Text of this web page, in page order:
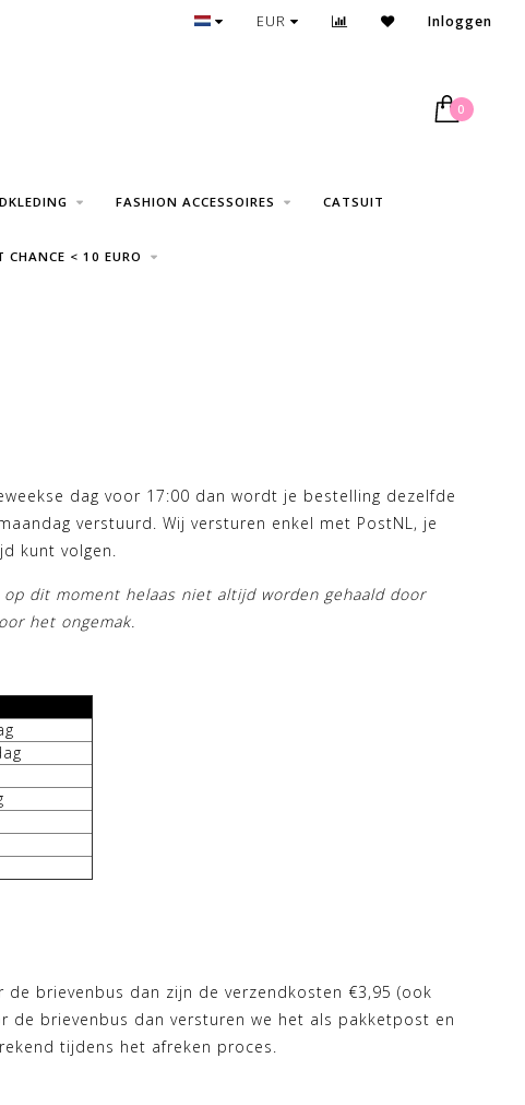
GRATIS VERZENDING VANAF € 75
EUR Inloggen
0
FASHION ACCESSOIRES CATSUIT
CHANCE < 10 EURO
dag voor 17:00 dan wordt je bestelling dezelfde
verstuurd. Wij versturen enkel met PostNL, je
kunt volgen.
dit moment helaas niet altijd worden gehaald door
het ongemak.
brievenbus dan zijn de verzendkosten €3,95 (ook
de brievenbus dan versturen we het als pakketpost en
tijdens het afreken proces.